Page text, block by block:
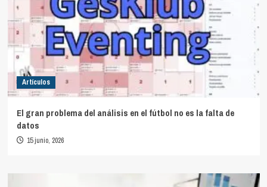
Artículos
El gran problema del análisis en el fútbol no es la falta de
datos
15 junio, 2026